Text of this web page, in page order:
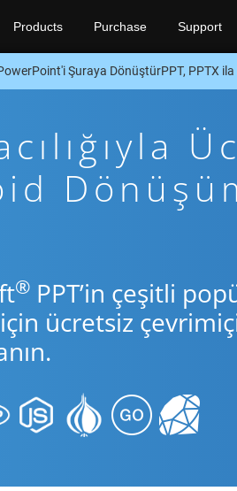
Products Purchase Support
Şuraya DönüştürPPT, PPTX
® PPT’in çeşitli
ücretsiz